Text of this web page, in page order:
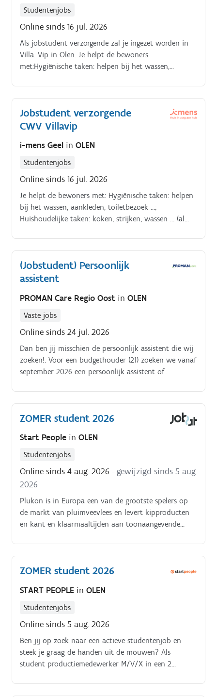
Studentenjobs
Online sinds 16 jul. 2026
Als jobstudent verzorgende zal je ingezet worden in
Villa. Vip in Olen. Je helpt de bewoners
met:Hygiënische taken: helpen bij het wassen,
koken, strijken, wassen … (al dan niet samen met
bewoners);Bewoners helpen bij het eten;Begeleiding
bij activiteiten, bij boodschappen doen of bij
vrijwilligerswerk. Je maakt deel uit van het team
sectorverantwoordelijke die je met raad en daad
bijstaat.
Jobstudent verzorgende
CWV Villavip
i-mens Geel in OLEN
Studentenjobs
Online sinds 16 jul. 2026
Je helpt de bewoners met: Hygiënische taken: helpen
bij het wassen, aankleden, toiletbezoek …;
Huishoudelijke taken: koken, strijken, wassen … (al
boodschappen doen of bij vrijwilligerswerk. Je maakt
deel uit van het team verzorgenden en wordt
ondersteund door een sectorverantwoordelijke die je
(Jobstudent) Persoonlijk
assistent
PROMAN Care Regio Oost in OLEN
Vaste jobs
Online sinds 24 jul. 2026
Dan ben jij misschien de persoonlijk assistent die wij
zoeken!. Voor een budgethouder (21) zoeken we vanaf
september 2026 een persoonlijk assistent of
overdag ondersteunt.
ZOMER student 2026
Start People in OLEN
Studentenjobs
Online sinds 4 aug. 2026 - gewijzigd sinds 5 aug.
2026
Plukon is in Europa een van de grootste spelers op
de markt van pluimveevlees en levert kipproducten
en kant en klaarmaaltijden aan toonaangevende
verpakkingsfabrieken in Nederland, Duitsland, België,
Frankrijk, Spanje en Polen waar wekelijks 9 miljoen
ZOMER student 2026
START PEOPLE in OLEN
Studentenjobs
Online sinds 5 aug. 2026
Ben jij op zoek naar een actieve studentenjob en
steek je graag de handen uit de mouwen? Als
student productiemedewerker M/V/X in een 2
productieproces Je werkt nauwkeurig en hecht veel